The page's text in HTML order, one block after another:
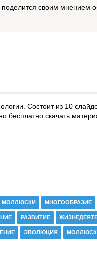
своим мнением
Состоит из 10
скачать
МОЛЛЮСКИ МНОГООБРАЗИЕ
РАЗВИТИЕ
ЭВОЛЮЦИЯ